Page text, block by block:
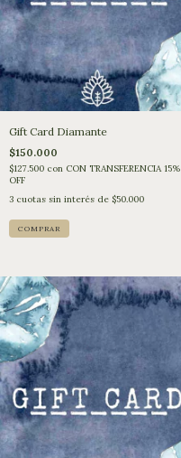
Gift Card Diamante
$150.000
$127.500 con CON TRANSFERENCIA 15%
OFF
3 cuotas sin interés de $50.000